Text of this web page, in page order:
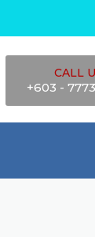
CALL
+603 -